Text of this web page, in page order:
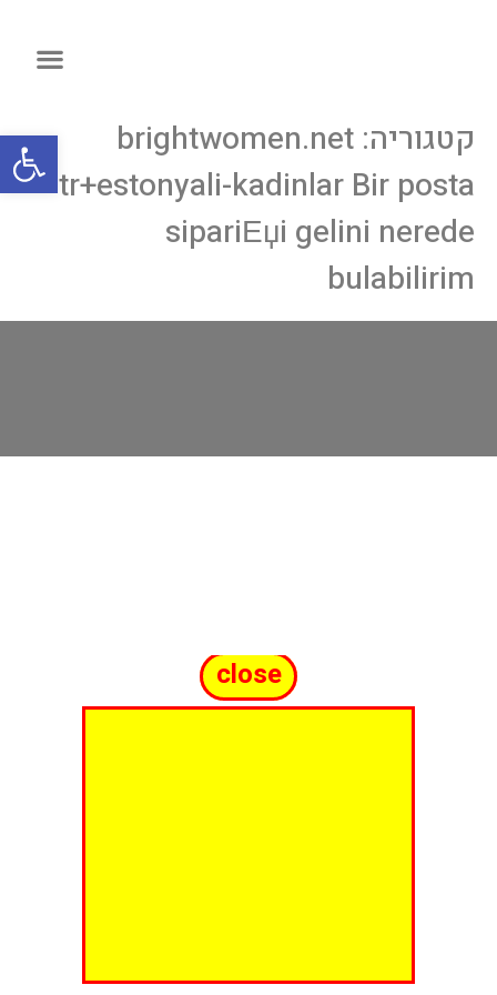
קטגוריה: brightwomen.net
tr+estonyali-kadinlar Bir posta
sipariЕџi gelini nerede
bulabilirim
close